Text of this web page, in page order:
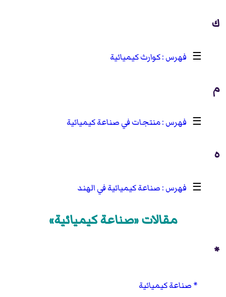
ك
☰ كوارث كيميائية
م
☰ منتجات في صناعة كيميائية
ه
☰ صناعة كيميائية في الهند
مقالات «صناعة كيميائية»
*
صناعة كيميائية